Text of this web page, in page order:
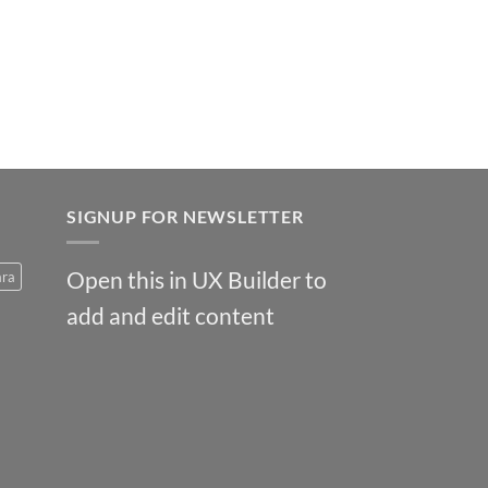
SIGNUP FOR NEWSLETTER
Open this in UX Builder to
add and edit content